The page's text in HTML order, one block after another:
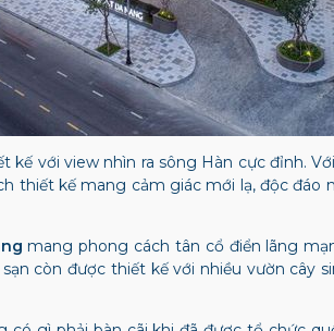
kế với view nhìn ra sông Hàn cực đỉnh.
thiết kế mang cảm giác mới lạ, độc
mang phong cách tân cổ điển lãng
còn được thiết kế với nhiều vườn cây